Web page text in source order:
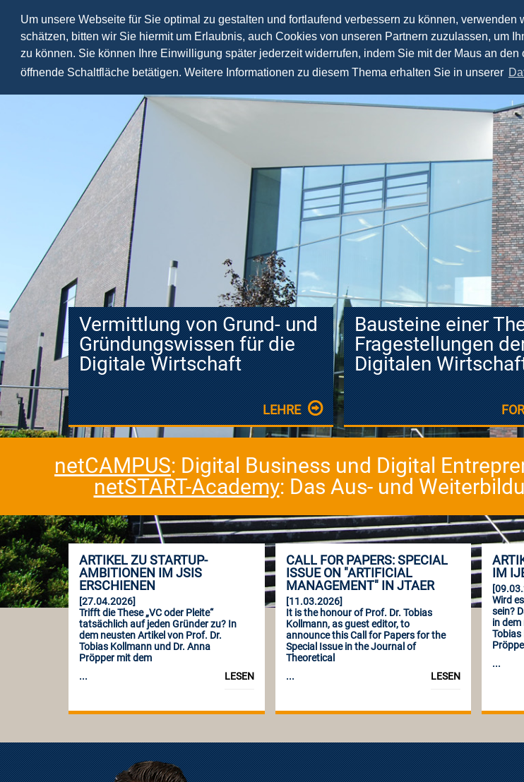
Um unsere Webseite für Sie optimal zu gestalten und fortlaufend verbessern zu können, verwenden
schätzen, bitten wir Sie hiermit um Erlaubnis, auch Cookies von unseren Partnern zuzulassen, um
zu können. Sie können Ihre Einwilligung später jederzeit widerrufen, indem Sie mit der Maus an
öffnende Schaltfläche betätigen. Weitere Informationen zu diesem Thema erhalten Sie in unserer
Lehre Forschung
LEHRE
Vermittlung von Grund- und
Gründungswissen für die
Digitale Wirtschaft
Bausteine einer
Fragestellungen
Digitalen
netCAMPUS: Digital Business und Digital
netSTART-Academy: Das Aus- und
ARTIKEL ZU STARTUP-
AMBITIONEN IM JSIS
ERSCHIENEN
[27.04.2026]
Trifft die These „VC oder Pleite“
tatsächlich auf jeden Gründer zu? In
dem neusten Artikel von Prof. Dr.
Tobias Kollmann und Dr. Anna
Pröpper mit dem
LESEN
...
CALL FOR PAPERS: SPECIAL
ISSUE ON "ARTIFICIAL
MANAGEMENT" IN JTAER
[11.03.2026]
It is the honour of Prof. Dr. Tobias
Kollmann, as guest editor, to
announce this Call for Papers for the
Special Issue in the Journal of
Theoretical
LESEN
...
IM
Wird
sein?
in dem
Tobias
...